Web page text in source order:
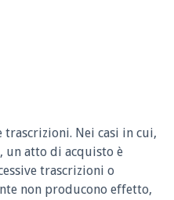
trascrizioni. Nei casi in cui,
un atto di acquisto è
trascrizioni o
non producono effetto,